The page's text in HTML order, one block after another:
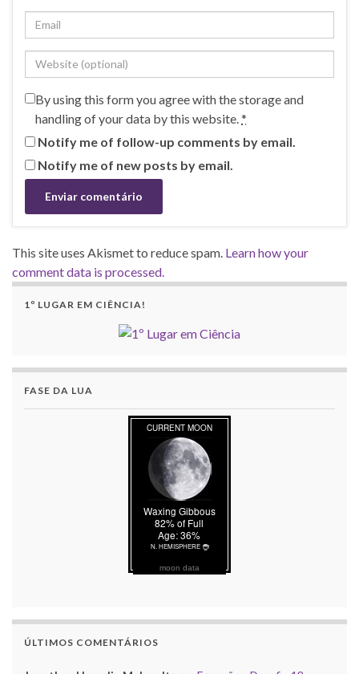
By using this form you agree with the storage and
handling of your data by this website. *
Notify me of follow-up comments by email.
Notify me of new posts by email.
This site uses Akismet to reduce spam. Learn how your
comment data is processed.
1º LUGAR EM CIÊNCIA!
FASE DA LUA
moon data
ÚLTIMOS COMENTÁRIOS